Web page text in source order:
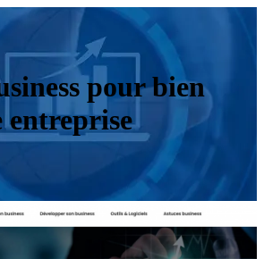
pour bien
entreprise